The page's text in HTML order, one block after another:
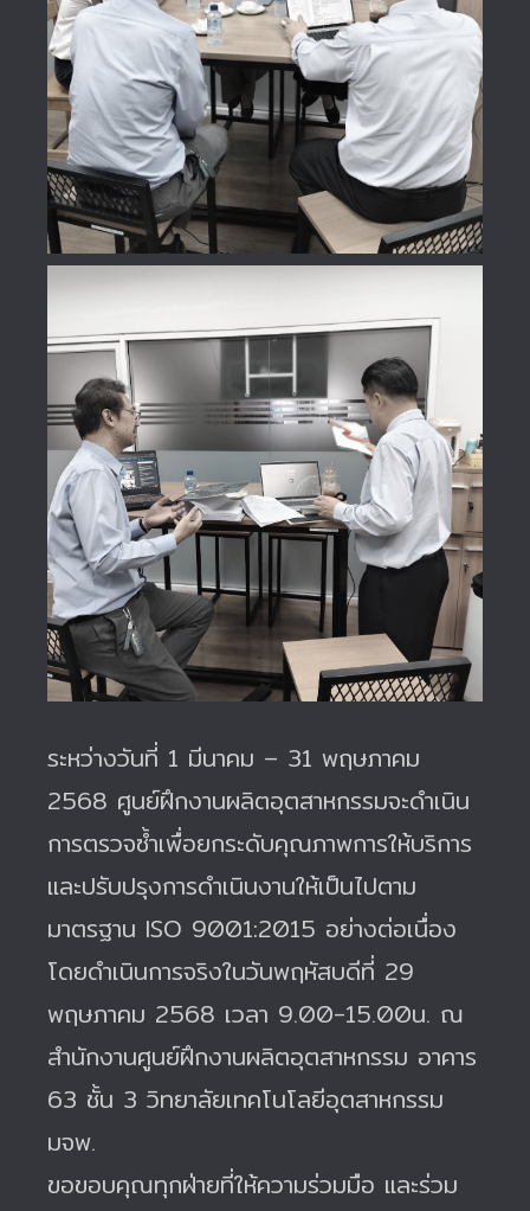
ระหว่างวันที่ 1 มีนาคม – 31 พฤษภาคม
2568 ศูนย์ฝึกงานผลิตอุตสาหกรรมจะดำเนิน
การตรวจซ้ำเพื่อยกระดับคุณภาพการให้บริการ
และปรับปรุงการดำเนินงานให้เป็นไปตาม
มาตรฐาน ISO 9001:2015 อย่างต่อเนื่อง
โดยดำเนินการจริงในวันพฤหัสบดีที่ 29
พฤษภาคม 2568 เวลา 9.00-15.00น. ณ
สำนักงานศูนย์ฝึกงานผลิตอุตสาหกรรม อาคาร
63 ชั้น 3 วิทยาลัยเทคโนโลยีอุตสาหกรรม
มจพ.
ขอขอบคุณทุกฝ่ายที่ให้ความร่วมมือ และร่วม